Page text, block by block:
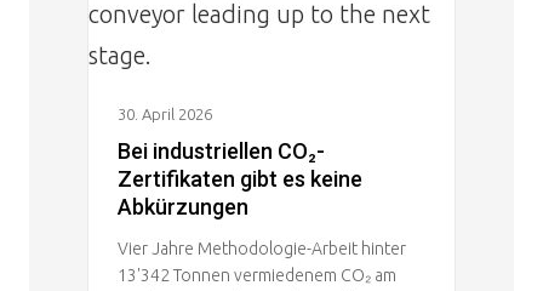
30. April 2026
Bei industriellen CO₂-
Zertifikaten gibt es keine
Abkürzungen
Vier Jahre Methodologie-Arbeit hinter
13'342 Tonnen vermiedenem CO₂ am